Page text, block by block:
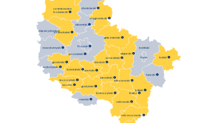
chodzieski
czarnkowsko
trzcianecki
gnieźnieński 
gostyński 
grodziski
jarociński 
kaliski
kolski 
koniński
kościański 
krotoszyński
leszczyński 
międzychodzki
nowotomyski 
obornicki 
ostrowski 
ostrzeszowski
pleszewski
poznański 
rawicki
słupecki 
szamotulski
średzki 
śremski
turecki
wągrowiecki
wolsztyński
wrzesiński
Kalisz 
Konin
Leszno
Poznań 